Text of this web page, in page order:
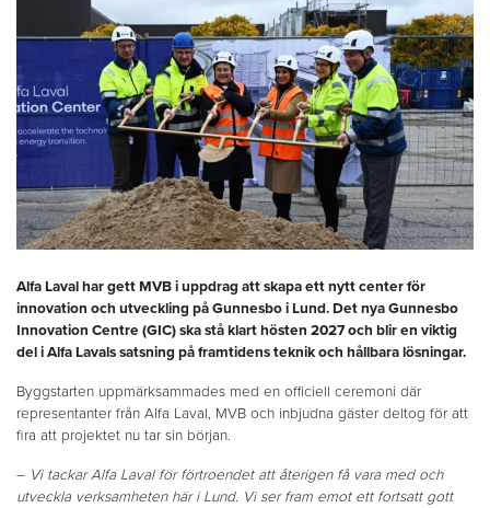
Alfa Laval har gett MVB i uppdrag att skapa ett nytt center för
innovation och utveckling på Gunnesbo i Lund. Det nya Gunnesbo
Innovation Centre (GIC) ska stå klart hösten 2027 och blir en viktig
del i Alfa Lavals satsning på framtidens teknik och hållbara lösningar.
Byggstarten uppmärksammades med en officiell ceremoni där
representanter från Alfa Laval, MVB och inbjudna gäster deltog för att
fira att projektet nu tar sin början.
– Vi tackar Alfa Laval för förtroendet att återigen få vara med och
utveckla verksamheten här i Lund. Vi ser fram emot ett fortsatt gott